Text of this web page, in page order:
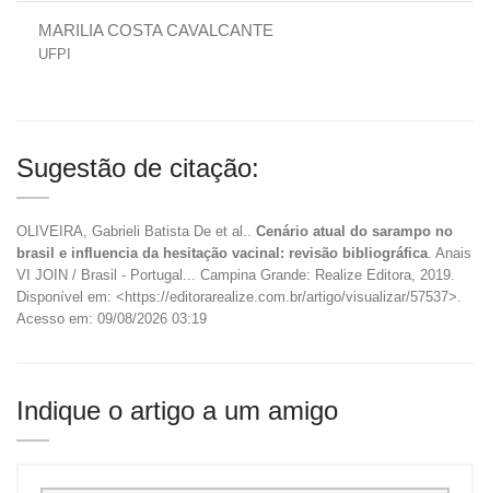
MARILIA COSTA CAVALCANTE
UFPI
Sugestão de citação:
OLIVEIRA, Gabrieli Batista De et al.. Cenário atual do sarampo no
brasil e influencia da hesitação vacinal: revisão bibliográfica . Anais
VI JOIN / Brasil - Portugal... Campina Grande: Realize Editora, 2019.
Disponível em: <https://editorarealize.com.br/artigo/visualizar/57537>.
Acesso em: 09/08/2026 03:19
Indique o artigo a um amigo